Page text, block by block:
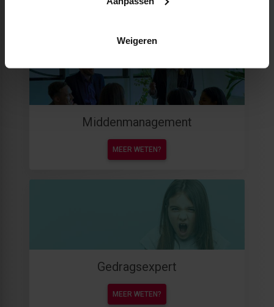
Weigeren
Middenmanagement
MEER WETEN?
Gedragsexpert
MEER WETEN?